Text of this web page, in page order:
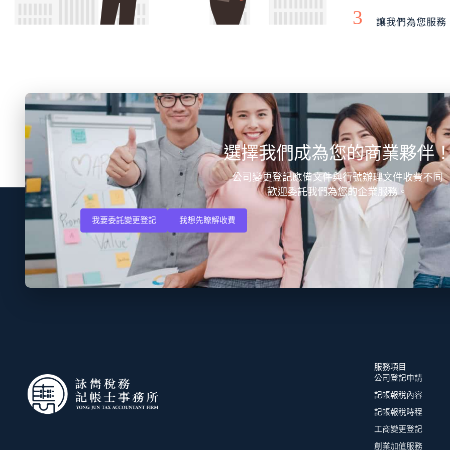
3 讓我們為您服務
選擇我們成為您的商業夥伴
公司變更登記應備文件與行號辦理文件收費不同
歡迎委託我們為您的企業服務。
我要委託變更登記 我想先瞭解收費
服務項目
公司登記申請
記帳報稅內容
記帳報稅時程
工商變更登記
創業加值服務